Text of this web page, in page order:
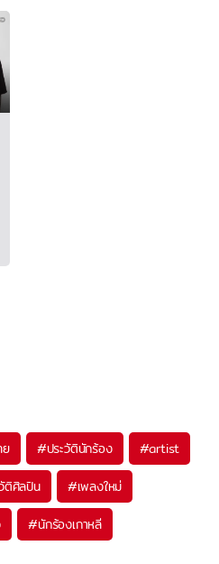
#ประวัตินักร้อง #artist
ติศิลปิน #เพลงใหม่
#นักร้องเกาหลี